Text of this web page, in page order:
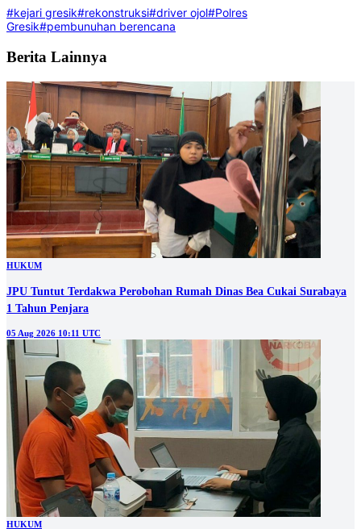
#kejari gresik#rekonstruksi#driver ojol#Polres
Gresik#pembunuhan berencana
Berita Lainnya
HUKUM
JPU Tuntut Terdakwa Perobohan Rumah Dinas Bea Cukai Surabaya
1 Tahun Penjara
05 Aug 2026 10:11 UTC
HUKUM